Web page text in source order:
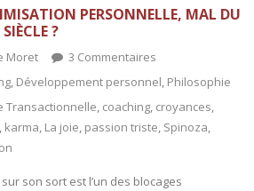
PERSONNELLE, MAL DU
?
Moret 3 Commentaires
, Développement personnel, Philosophie
Transactionnelle, coaching, croyances,
, karma, La joie, passion triste, Spinoza,
sur son sort est l’un des blocages